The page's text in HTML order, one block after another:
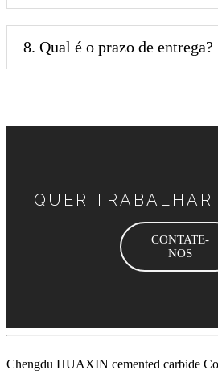
8. Qual é o prazo de entrega?
QUER TRABALHAR
CONTATE-
NOS
Chengdu HUAXIN cemented carbide